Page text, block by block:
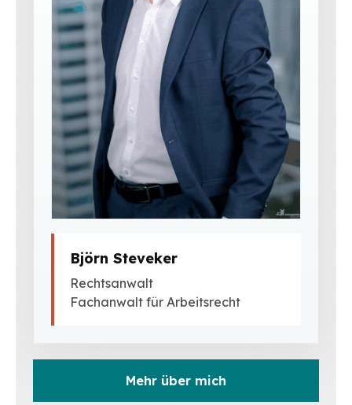
Björn Steveker
Rechtsanwalt
Fachanwalt für Arbeitsrecht
Mehr über mich